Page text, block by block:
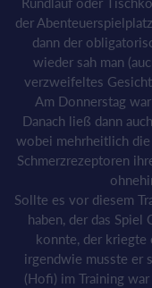
der
dann der
wieder sah man
verzweifeltes
Am Donnerstag
Danach ließ dann
wobei mehrheitlich
Schmerzrezeptoren
Sollte es vor diesem
haben, der das Spiel
konnte, der kriegte
irgendwie musste er
(Hofi) im Training